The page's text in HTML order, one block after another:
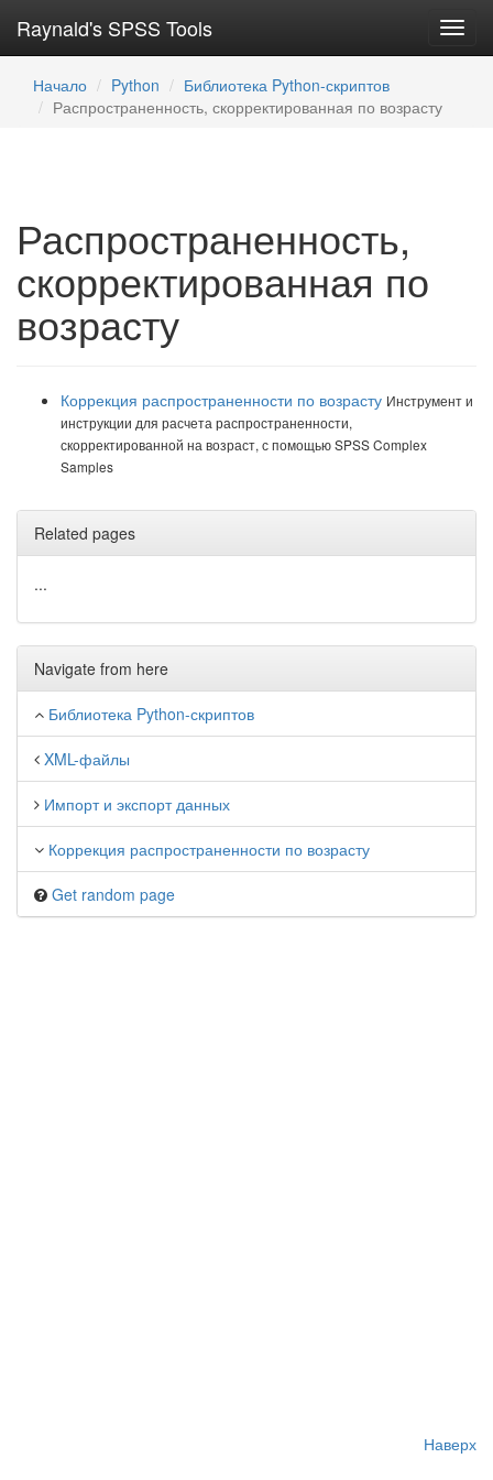
Raynald's SPSS Tools
Начало Python
Библиотека Python-скриптов
Распространенность, скорректированная по возрасту
Распространенность,
скорректированная по
возрасту
Коррекция распространенности по возрасту Инструмент и
инструкции для расчета распространенности,
скорректированной на возраст, с помощью SPSS Complex
Samples
Related pages
...
Navigate from here
Библиотека Python-скриптов
XML-файлы
Импорт и экспорт данных
Коррекция распространенности по возрасту
Get random page
Наверх